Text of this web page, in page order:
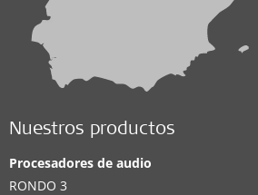
Nuestros productos
Procesadores de audio
RONDO 3